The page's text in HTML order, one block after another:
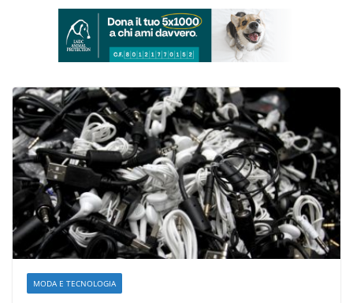
MODA E TECNOLOGIA